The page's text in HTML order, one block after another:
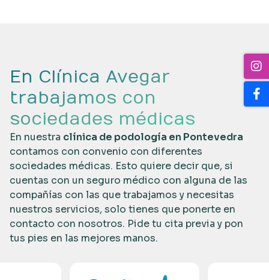
En Clínica Avegar
trabajamos con
sociedades médicas
En nuestra clínica de podología en Pontevedra
contamos con convenio con diferentes
sociedades médicas. Esto quiere decir que, si
cuentas con un seguro médico con alguna de las
compañías con las que trabajamos y necesitas
nuestros servicios, solo tienes que ponerte en
contacto con nosotros. Pide tu cita previa y pon
tus pies en las mejores manos.